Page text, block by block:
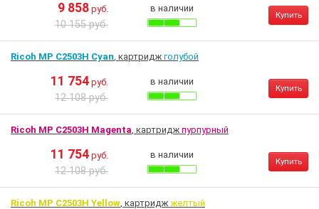
9 858 руб.
10 155 руб.
в наличии
Купить
Ricoh MP C2503H Cyan, картридж голубой
11 754 руб.
12 108 руб.
в наличии
Купить
Ricoh MP C2503H Magenta, картридж пурпурный
11 754 руб.
12 108 руб.
в наличии
Купить
Ricoh MP C2503H Yellow, картридж желтый